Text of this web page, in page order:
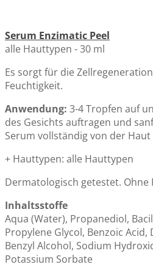
Serum Enzimatic Peel
alle Hauttypen - 30 ml
Es sorgt für die
Feuchtigkeit.
Anwendung: 3-4 Tropfen auf
des Gesichts auftragen und
Serum vollständig von der
+ Hauttypen: alle Hauttypen
Dermatologisch getestet. Ohne
Inhaltsstoffe
Aqua (Water), Propanediol,
Propylene Glycol, Benzoic Acid,
Benzyl Alcohol, Sodium
Potassium Sorbate